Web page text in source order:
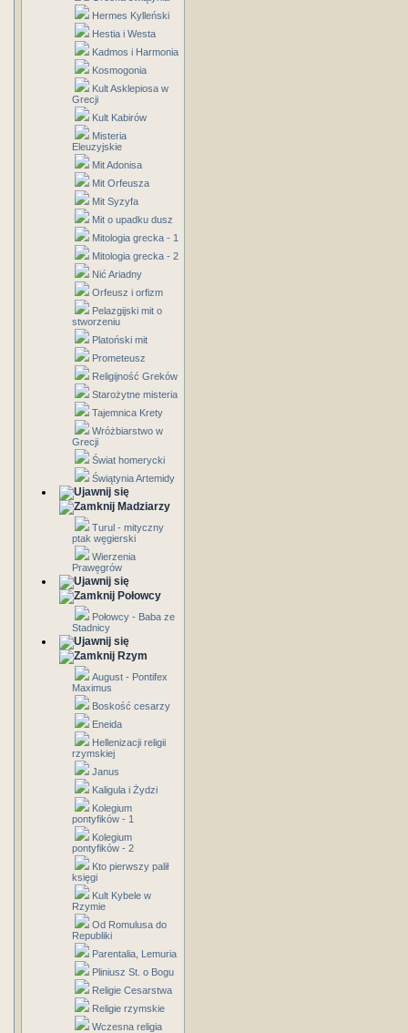
Hermes Kylleński
Hestia i Westa
Kadmos i Harmonia
Kosmogonia
Kult Asklepiosa w
Grecji
Kult Kabirów
Misteria
Eleuzyjskie
Mit Adonisa
Mit Orfeusza
Mit Syzyfa
Mit o upadku dusz
Mitologia grecka - 1
Mitologia grecka - 2
Nić Ariadny
Orfeusz i orfizm
Pelazgijski mit o
stworzeniu
Platoński mit
Prometeusz
Religijność Greków
Starożytne misteria
Tajemnica Krety
Wróżbiarstwo w
Grecji
Świat homerycki
Świątynia Artemidy
Madziarzy
Turul - mityczny
ptak węgierski
Wierzenia
Prawęgrów
Połowcy
Połowcy - Baba ze
Stadnicy
Rzym
August - Pontifex
Maximus
Boskość cesarzy
Eneida
Hellenizacji religii
rzymskiej
Janus
Kaligula i Żydzi
Kolegium
pontyfików - 1
Kolegium
pontyfików - 2
Kto pierwszy palił
księgi
Kult Kybele w
Rzymie
Od Romulusa do
Republiki
Parentalia, Lemuria
Pliniusz St. o Bogu
Religie Cesarstwa
Religie rzymskie
Wczesna religia